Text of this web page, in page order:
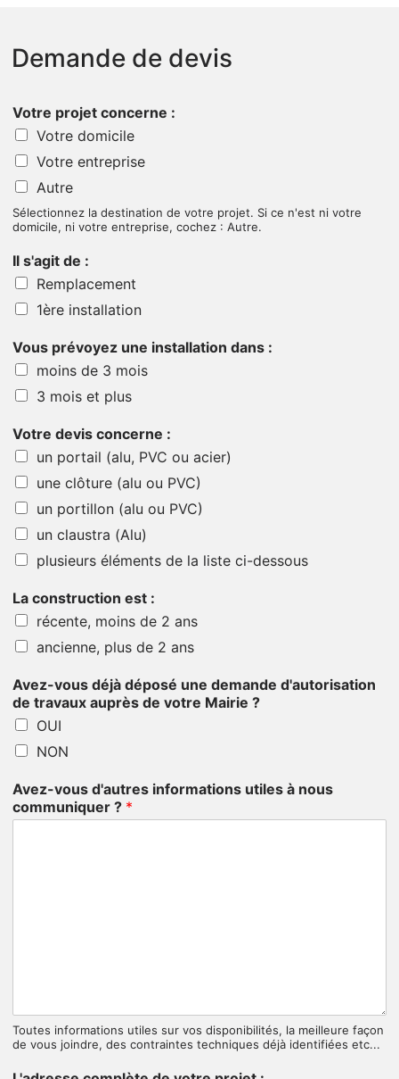
Demande de devis
Votre projet concerne :
Votre domicile
Votre entreprise
Autre
Sélectionnez la destination de votre projet. Si ce n'est ni votre
domicile, ni votre entreprise, cochez : Autre.
Il s'agit de :
Remplacement
1ère installation
Vous prévoyez une installation dans :
moins de 3 mois
3 mois et plus
Votre devis concerne :
un portail (alu, PVC ou acier)
une clôture (alu ou PVC)
un portillon (alu ou PVC)
un claustra (Alu)
plusieurs éléments de la liste ci-dessous
La construction est :
récente, moins de 2 ans
ancienne, plus de 2 ans
Avez-vous déjà déposé une demande d'autorisation
de travaux auprès de votre Mairie ?
OUI
NON
Avez-vous d'autres informations utiles à nous
communiquer ? *
Toutes informations utiles sur vos disponibilités, la meilleure façon
de vous joindre, des contraintes techniques déjà identifiées etc...